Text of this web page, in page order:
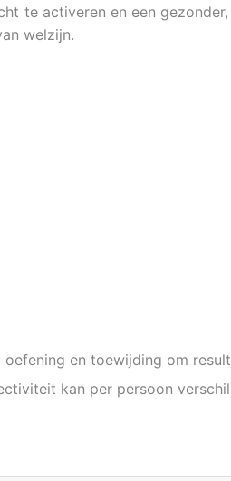
te activeren en een
welzijn.
oefening en toewijding om
kan per persoon